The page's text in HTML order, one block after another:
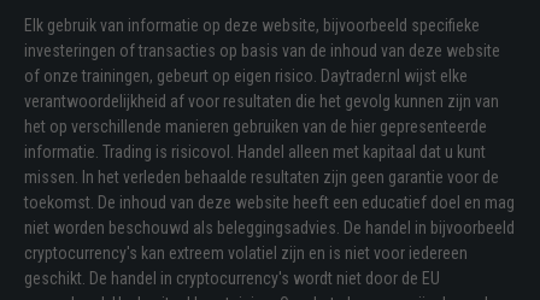
Elk gebruik van informatie op deze website, bijvoorbeeld specifieke
investeringen of transacties op basis van de inhoud van deze website
of onze trainingen, gebeurt op eigen risico. Daytrader.nl wijst elke
verantwoordelijkheid af voor resultaten die het gevolg kunnen zijn van
het op verschillende manieren gebruiken van de hier gepresenteerde
informatie. Trading is risicovol. Handel alleen met kapitaal dat u kunt
missen. In het verleden behaalde resultaten zijn geen garantie voor de
toekomst. De inhoud van deze website heeft een educatief doel en mag
niet worden beschouwd als beleggingsadvies. De handel in bijvoorbeeld
cryptocurrency's kan extreem volatiel zijn en is niet voor iedereen
geschikt. De handel in cryptocurrency's wordt niet door de EU